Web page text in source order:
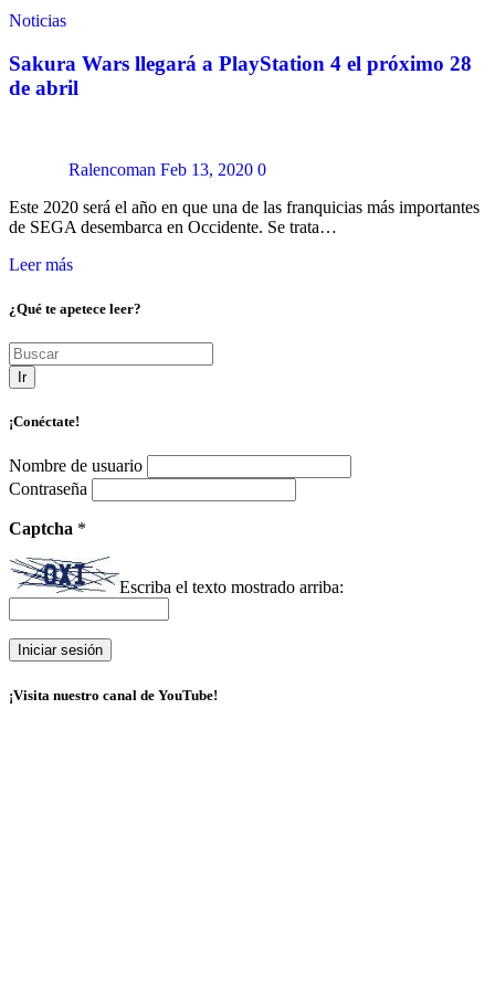
Noticias
Sakura Wars llegará a PlayStation 4 el próximo 28
de abril
Ralencoman Feb 13, 2020 0
Este 2020 será el año en que una de las franquicias más importantes
de SEGA desembarca en Occidente. Se trata…
Leer más
¿Qué te apetece leer?
Ir
¡Conéctate!
Nombre de usuario
Contraseña
Captcha *
Escriba el texto mostrado arriba:
¡Visita nuestro canal de YouTube!